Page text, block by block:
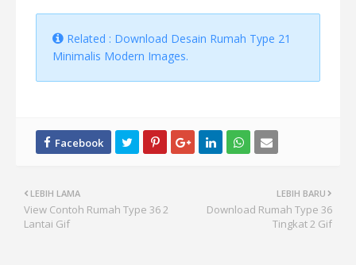
Related : Download Desain Rumah Type 21
Minimalis Modern Images.
LEBIH BARU
Download Rumah Type 36
Tingkat 2 Gif
LEBIH LAMA
View Contoh Rumah Type 36 2
Lantai Gif